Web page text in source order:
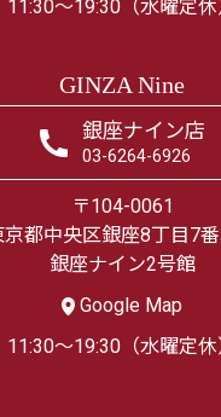
11:30～19:30（水曜定休
GINZA Nine
銀座ナイン店
03-6264-6926
〒104-0061
京都中央区銀座8丁目7
銀座ナイン2号館
Google Map
11:30～19:30（水曜定休